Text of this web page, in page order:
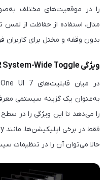
را در موقعیت‌های مختلف
مثال، استفاده از حفاظت از لمس
بدون وقفه و مختل برای کاربران
ویژگی Super HDR System-Wide Toggle
به‌عنوان یک گزینه سیستمی
را می‌دهد تا این ویژگی را در
حالا می‌توان آن را در تنظیمات